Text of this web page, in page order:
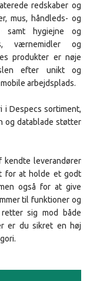
redskaber og
mus, håndleds- og
samt hygiejne og
værnemidler og
produkter er nøje
efter unikt og
arbejdsplads.
i Despecs sortiment,
og datablade støtter
kendte leverandører
for at holde et godt
også for at give
til funktioner og
sig mod både
er du sikret en høj